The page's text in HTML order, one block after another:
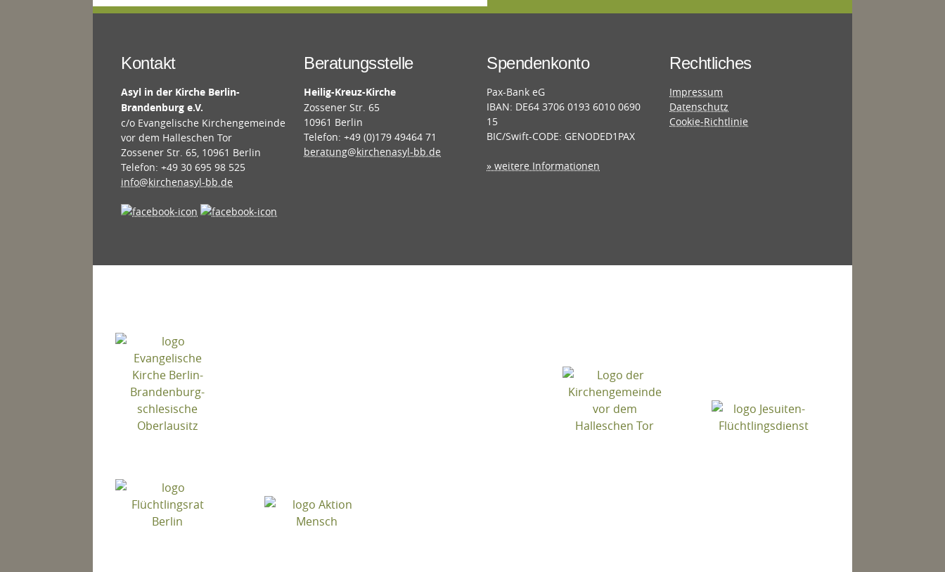
Kontakt
Asyl in der Kirche Berlin-
Brandenburg e.V.
c/o Evangelische Kirchengemeinde
vor dem Halleschen Tor
Zossener Str. 65, 10961 Berlin
Telefon: +49 30 695 98 525
info@kirchenasyl-bb.de
Beratungsstelle
Heilig-Kreuz-Kirche
Zossener Str. 65
10961 Berlin
Telefon: +49 (0)179 49464 71
beratung@kirchenasyl-bb.de
Spendenkonto
Pax-Bank eG
IBAN: DE64 3706 0193 6010 0690
15
BIC/Swift-CODE: GENODED1PAX
» weitere Informationen
Rechtliches
Impressum
Datenschutz
Cookie-Richtlinie